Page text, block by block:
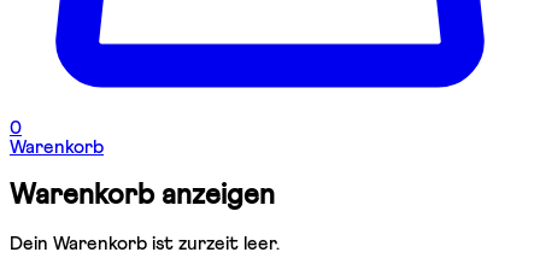
0
Warenkorb
Warenkorb anzeigen
Dein Warenkorb ist zurzeit leer.